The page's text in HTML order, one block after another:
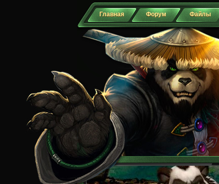
Главная Форум Файлы